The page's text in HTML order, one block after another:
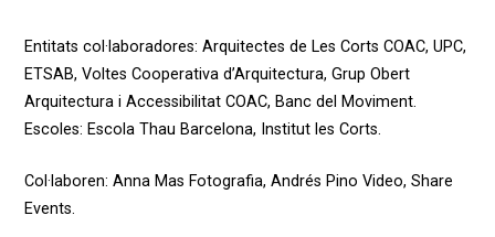
Entitats col·laboradores: Arquitectes de Les Corts COAC, UPC,
ETSAB, Voltes Cooperativa d’Arquitectura, Grup Obert
Arquitectura i AccessibilitatCOAC, Bancdel Moviment.
Escoles: Escola Thau Barcelona, Institutles Corts.
Col·laboren: Anna Mas Fotografia, Andrés Pino Video, Share
Events.